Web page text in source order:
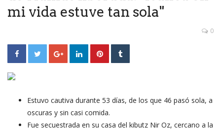
mi vida estuve tan sola"
0
Estuvo cautiva durante 53 días, de los que 46 pasó sola, a
oscuras y sin casi comida.
Fue secuestrada en su casa del kibutz Nir Oz, cercano a la